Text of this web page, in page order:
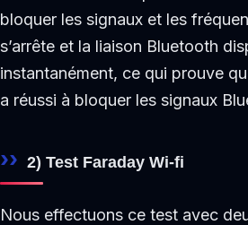
bloquer les signaux et les
s’arrête et la liaison Bluetooth
instantanément, ce qui prouve
a réussi à bloquer les signaux
2) Test Faraday Wi-fi
Nous effectuons ce test avec